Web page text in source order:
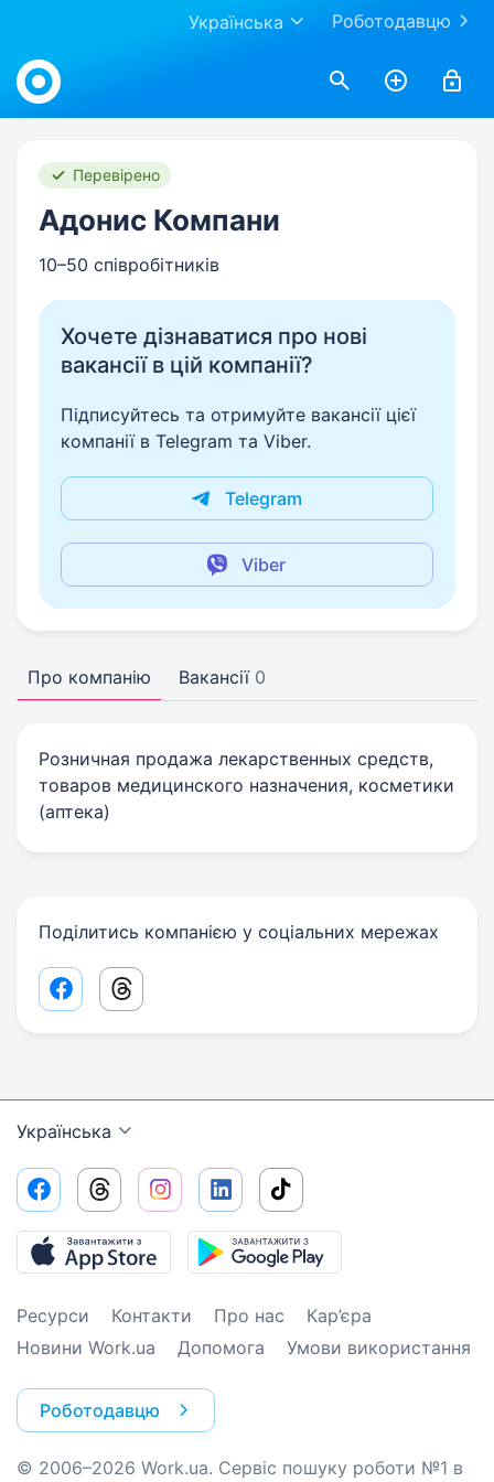
Роботодавцю
Українська
Work.ua
Перевірено
Адонис Компани
10–50 співробітників
Хочете дізнаватися про нові
вакансії в цій компанії?
Підписуйтесь та отримуйте вакансії цієї
компанії в Telegram та Viber.
Telegram
Viber
Про компанію Вакансії 0
Розничная продажа лекарственных средств,
товаров медицинского назначения, косметики
(аптека)
Поділитись компанією у соціальних мережах
Facebook share link
Threads share link
Українська
Ресурси Контакти Про нас
Кар’єра
Новини Work.ua
Допомога Умови використання
Роботодавцю
© 2006–2026 Work.ua. Сервіс пошуку роботи №1 в